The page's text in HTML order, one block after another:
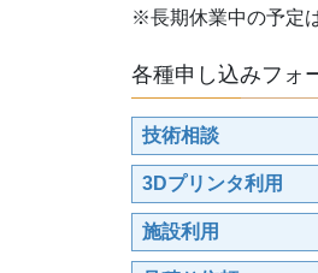
※長期休業中の予定
各種申し込みフォ
技術相談
3Dプリンタ利用
施設利用